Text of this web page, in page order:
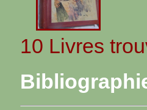
10 Livres